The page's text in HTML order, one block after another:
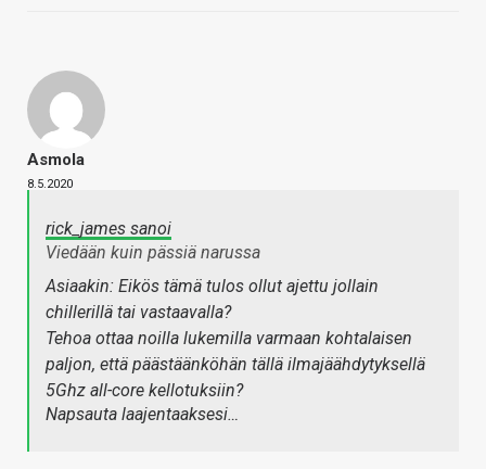
Asmola
8.5.2020
rick_james sanoi
Viedään kuin pässiä narussa
Asiaakin: Eikös tämä tulos ollut ajettu jollain
chillerillä tai vastaavalla?
Tehoa ottaa noilla lukemilla varmaan kohtalaisen
paljon, että päästäänköhän tällä ilmajäähdytyksellä
5Ghz all-core kellotuksiin?
Napsauta laajentaaksesi…